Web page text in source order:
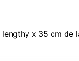
x 35 cm de